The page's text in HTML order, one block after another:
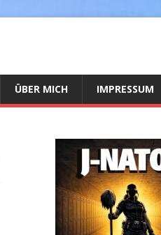
ÜBER MICH IMPRESSUM